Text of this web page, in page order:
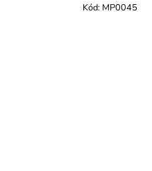
Kód: MP0045